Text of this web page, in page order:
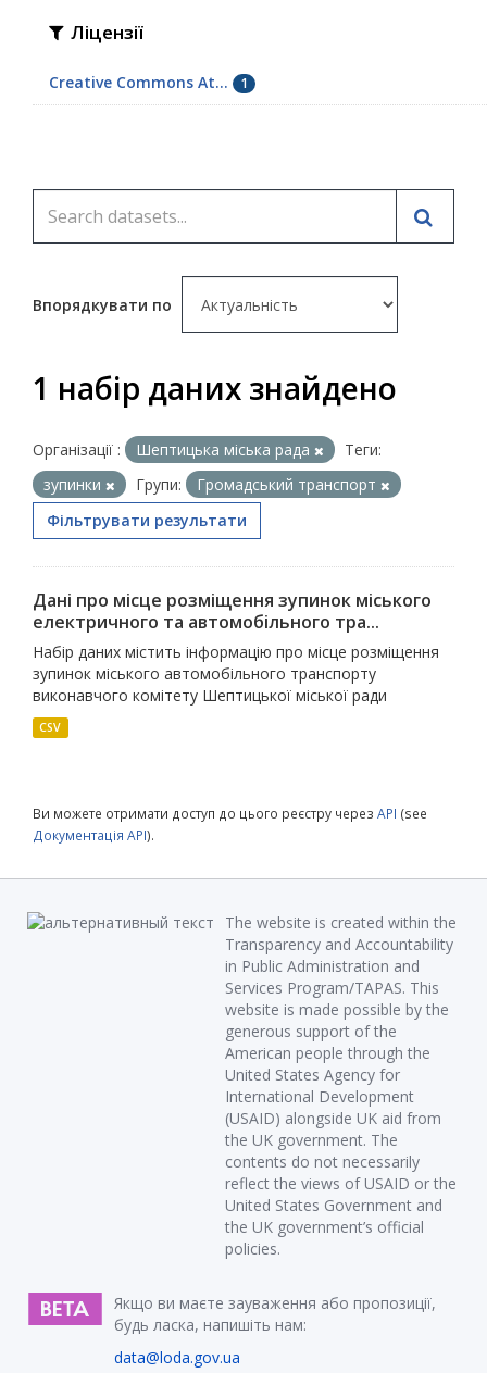
Ліцензії
Creative Commons At... 1
Впорядкувати по
1 набір даних знайдено
Організації : Шептицька міська рада
Теги:
зупинки
Групи:
Громадський транспорт
Фільтрувати результати
Дані про місце розміщення зупинок міського
електричного та автомобільного тра...
Набір даних містить інформацію про місце розміщення
зупинок міського автомобільного транспорту
виконавчого комітету Шептицької міської ради
CSV
Ви можете отримати доступ до цього реєстру через API (see
Документація API).
The website is created within the
Transparency and Accountability
in Public Administration and
Services Program/TAPAS. This
website is made possible by the
generous support of the
American people through the
United States Agency for
International Development
(USAID) alongside UK aid from
the UK government. The
contents do not necessarily
reflect the views of USAID or the
United States Government and
the UK government’s official
policies.
Якщо ви маєте зауваження або пропозиції,
будь ласка, напишіть нам:
data@loda.gov.ua